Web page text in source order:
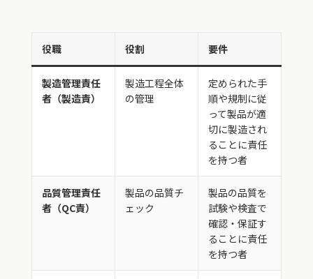
役職 役割 要件
製造管理責任
者（製造責）
製造工程全体
の管理
定められた手
順や規制に従
って製品が適
切に製造され
ることに責任
を持つ者
品質管理責任
者（QC責）
製品の品質チ
ェック
製品の品質を
試験や検査で
確認・保証す
ることに責任
を持つ者